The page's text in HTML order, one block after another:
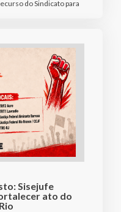
do Sindicato para
Sisejufe
ato do